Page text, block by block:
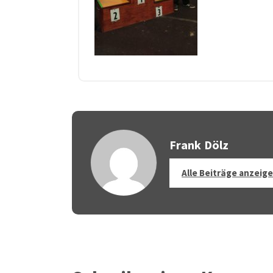
Frank Dölz
Alle Beiträge